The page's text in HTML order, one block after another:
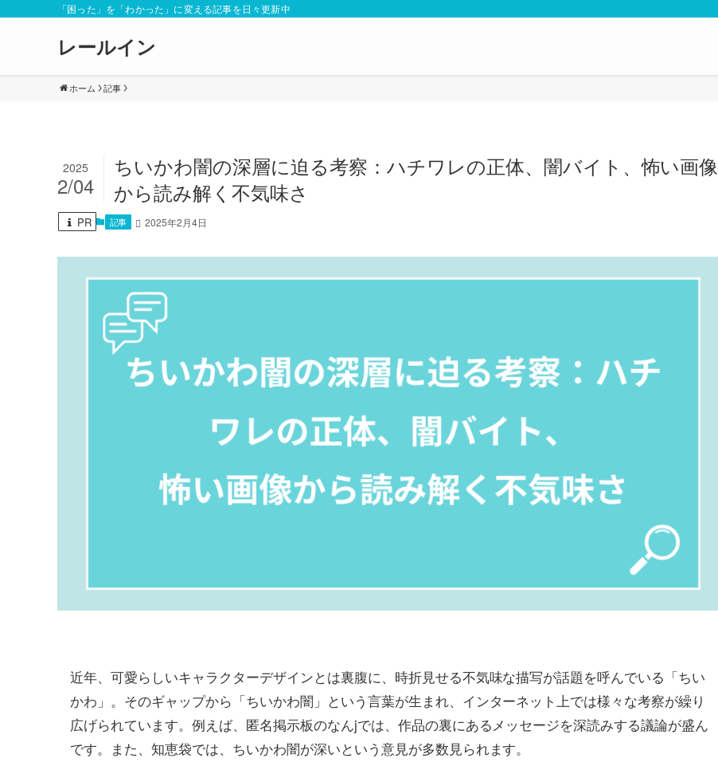
「困った」を「わかった」に変える記事を日々更新中
レールイン
ホーム 記事
ちいかわ闇の深層に迫る考察：ハチワレの正体、闇バイト、怖い画像
から読み解く不気味さ
2025
2/04
PR 記事 2025年2月4日
近年、可愛らしいキャラクターデザインとは裏腹に、時折見せる不気味な描写が話題を呼んでいる「ちい
かわ」。そのギャップから「ちいかわ闇」という言葉が生まれ、インターネット上では様々な考察が繰り
広げられています。例えば、匿名掲示板のなんjでは、作品の裏にあるメッセージを深読みする議論が盛ん
です。また、知恵袋では、ちいかわ闇が深いという意見が多数見られます。